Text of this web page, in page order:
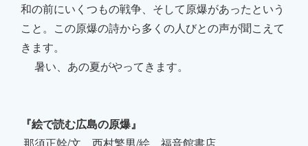
和の前にいくつもの戦争、そして原爆があったという
こと。この原爆の詩から多くの人びとの声が聞こえて
きます。
暑い、あの夏がやってきます。
『絵で読む広島の原爆』